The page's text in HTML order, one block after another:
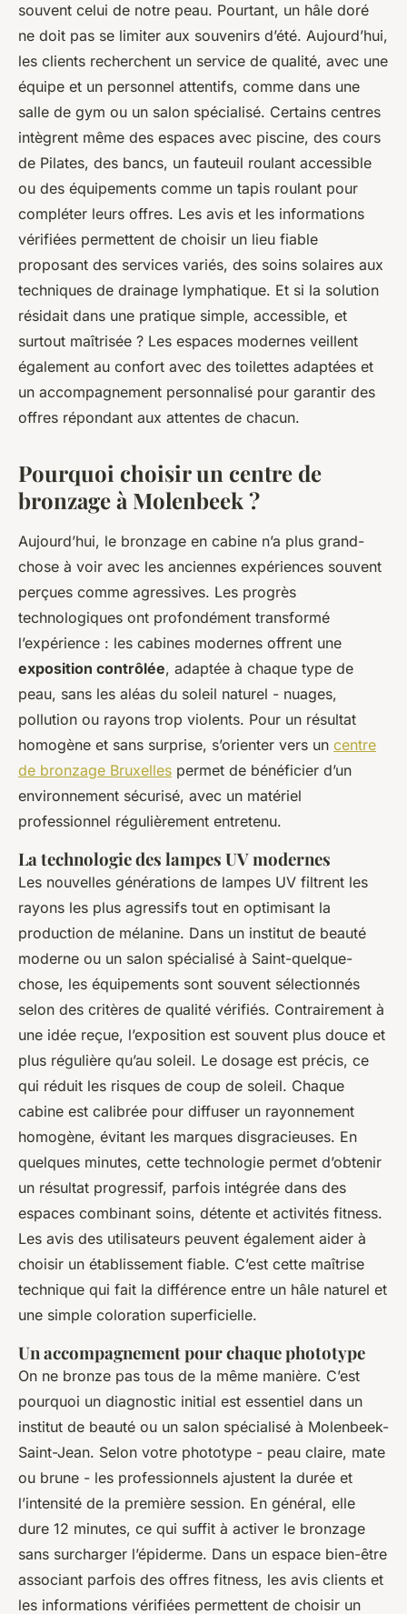
souvent celui de notre peau. Pourtant, un hâle doré
ne doit pas se limiter aux souvenirs d’été. Aujourd’hui,
les clients recherchent un service de qualité, avec une
équipe et un personnel attentifs, comme dans une
salle de gym ou un salon spécialisé. Certains centres
intègrent même des espaces avec piscine, des cours
de Pilates, des bancs, un fauteuil roulant accessible
ou des équipements comme un tapis roulant pour
compléter leurs offres. Les avis et les informations
vérifiées permettent de choisir un lieu fiable
proposant des services variés, des soins solaires aux
techniques de drainage lymphatique. Et si la solution
résidait dans une pratique simple, accessible, et
surtout maîtrisée ? Les espaces modernes veillent
également au confort avec des toilettes adaptées et
un accompagnement personnalisé pour garantir des
offres répondant aux attentes de chacun.
Pourquoi choisir un centre de
bronzage à Molenbeek ?
Aujourd’hui, le bronzage en cabine n’a plus grand-
chose à voir avec les anciennes expériences souvent
perçues comme agressives. Les progrès
technologiques ont profondément transformé
l’expérience : les cabines modernes offrent une
exposition contrôlée, adaptée à chaque type de
peau, sans les aléas du soleil naturel - nuages,
pollution ou rayons trop violents. Pour un résultat
homogène et sans surprise, s’orienter vers un centre
de bronzage Bruxelles permet de bénéficier d’un
environnement sécurisé, avec un matériel
professionnel régulièrement entretenu.
La technologie des lampes UV modernes
Les nouvelles générations de lampes UV filtrent les
rayons les plus agressifs tout en optimisant la
production de mélanine. Dans un institut de beauté
moderne ou un salon spécialisé à Saint-quelque-
chose, les équipements sont souvent sélectionnés
selon des critères de qualité vérifiés. Contrairement à
une idée reçue, l’exposition est souvent plus douce et
plus régulière qu’au soleil. Le dosage est précis, ce
qui réduit les risques de coup de soleil. Chaque
cabine est calibrée pour diffuser un rayonnement
homogène, évitant les marques disgracieuses. En
quelques minutes, cette technologie permet d’obtenir
un résultat progressif, parfois intégrée dans des
espaces combinant soins, détente et activités fitness.
Les avis des utilisateurs peuvent également aider à
choisir un établissement fiable. C’est cette maîtrise
technique qui fait la différence entre un hâle naturel et
une simple coloration superficielle.
Un accompagnement pour chaque phototype
On ne bronze pas tous de la même manière. C’est
pourquoi un diagnostic initial est essentiel dans un
institut de beauté ou un salon spécialisé à Molenbeek-
Saint-Jean. Selon votre phototype - peau claire, mate
ou brune - les professionnels ajustent la durée et
l’intensité de la première session. En général, elle
dure 12 minutes, ce qui suffit à activer le bronzage
sans surcharger l’épiderme. Dans un espace bien-être
associant parfois des offres fitness, les avis clients et
les informations vérifiées permettent de choisir un